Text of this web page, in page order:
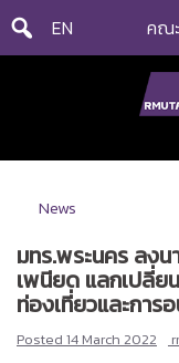
Skip
EN คณะ
News
มทร.พระนคร ลง
เพนียด แลกเปลี่ย
ท่องเที่ยวและกา
Posted 14 March 2022